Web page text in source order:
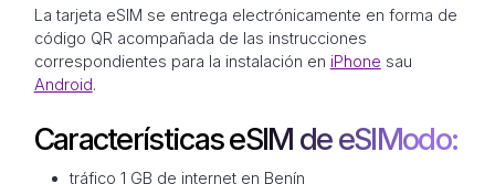
La tarjeta eSIM se entrega electrónicamente en forma de
código QR acompañada de las instrucciones
correspondientes para la instalación en iPhone sau
Android.
Características eSIM de eSIModo:
tráfico 1 GB de internet en Benín